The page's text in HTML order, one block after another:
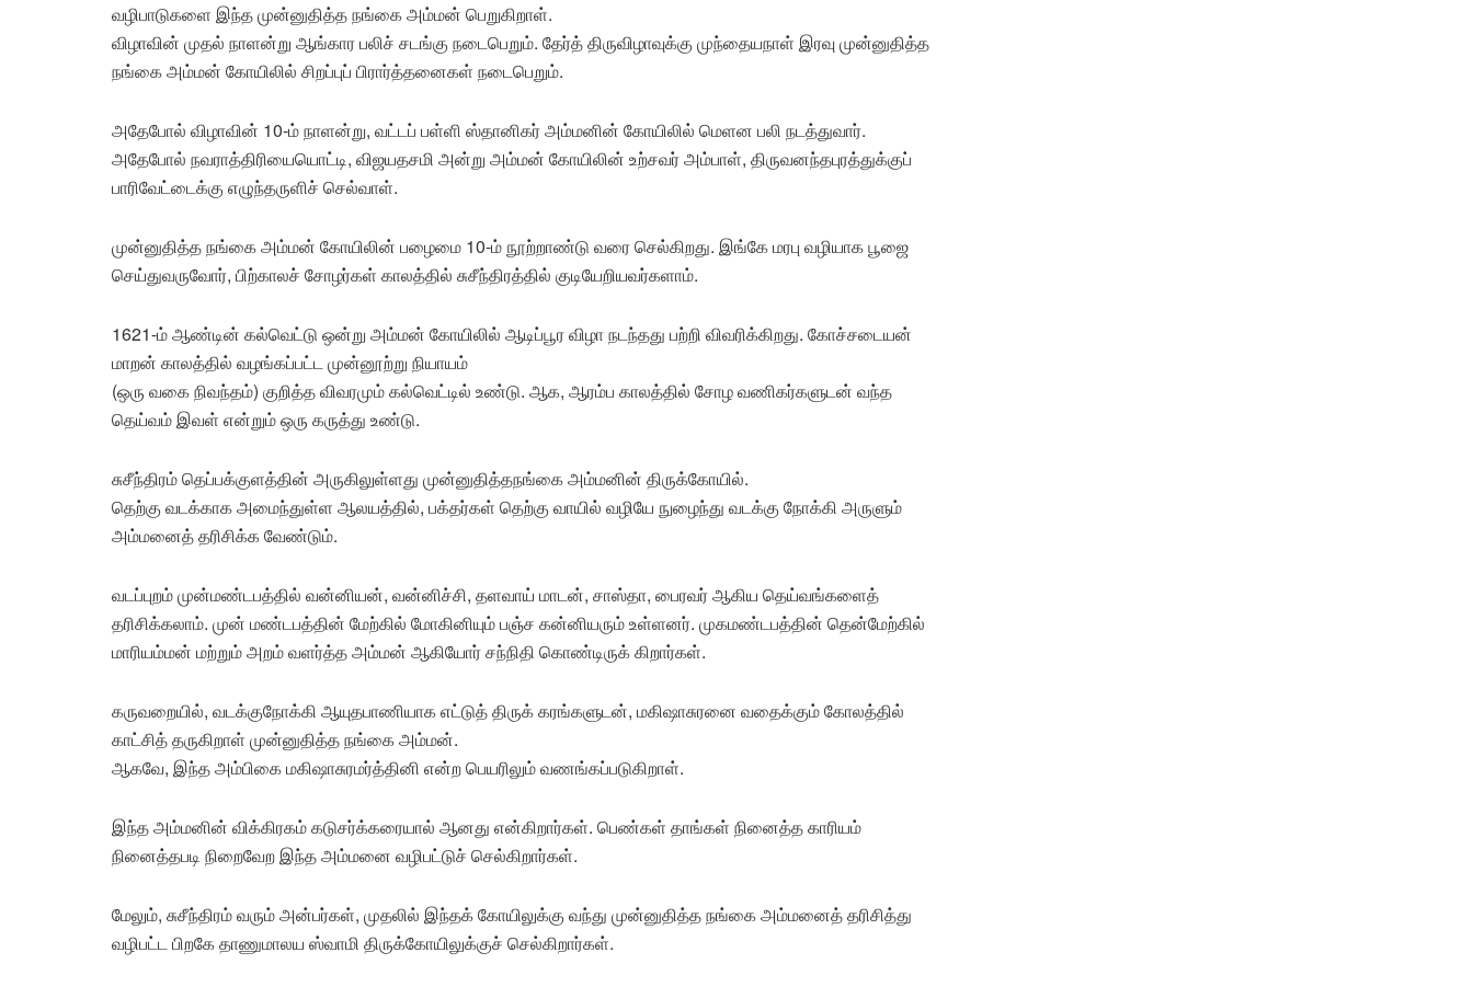
வழிபாடுகளை இந்த முன்னுதித்த நங்கை அம்மன் பெறுகிறாள்.
விழாவின் முதல் நாளன்று ஆங்கார பலிச் சடங்கு நடைபெறும். தேர்த் திருவிழாவுக்கு முந்தையநாள் இரவு முன்னுதித்த
நங்கை அம்மன் கோயிலில் சிறப்புப் பிரார்த்தனைகள் நடைபெறும்.
அதேபோல் விழாவின் 10-ம் நாளன்று, வட்டப் பள்ளி ஸ்தானிகர் அம்மனின் கோயிலில் மெளன பலி நடத்துவார்.
அதேபோல் நவராத்திரியையொட்டி, விஜயதசமி அன்று அம்மன் கோயிலின் உற்சவர் அம்பாள், திருவனந்தபுரத்துக்குப்
பாரிவேட்டைக்கு எழுந்தருளிச் செல்வாள்.
முன்னுதித்த நங்கை அம்மன் கோயிலின் பழைமை 10-ம் நூற்றாண்டு வரை செல்கிறது. இங்கே மரபு வழியாக பூஜை
செய்துவருவோர், பிற்காலச் சோழர்கள் காலத்தில் சுசீந்திரத்தில் குடியேறியவர்களாம்.
1621-ம் ஆண்டின் கல்வெட்டு ஒன்று அம்மன் கோயிலில் ஆடிப்பூர விழா நடந்தது பற்றி விவரிக்கிறது. கோச்சடையன்
மாறன் காலத்தில் வழங்கப்பட்ட முன்னூற்று நியாயம்
(ஒரு வகை நிவந்தம்) குறித்த விவரமும் கல்வெட்டில் உண்டு. ஆக, ஆரம்ப காலத்தில் சோழ வணிகர்களுடன் வந்த
தெய்வம் இவள் என்றும் ஒரு கருத்து உண்டு.
சுசீந்திரம் தெப்பக்குளத்தின் அருகிலுள்ளது முன்னுதித்தநங்கை அம்மனின் திருக்கோயில்.
தெற்கு வடக்காக அமைந்துள்ள ஆலயத்தில், பக்தர்கள் தெற்கு வாயில் வழியே நுழைந்து வடக்கு நோக்கி அருளும்
அம்மனைத் தரிசிக்க வேண்டும்.
வடப்புறம் முன்மண்டபத்தில் வன்னியன், வன்னிச்சி, தளவாய் மாடன், சாஸ்தா, பைரவர் ஆகிய தெய்வங்களைத்
தரிசிக்கலாம். முன் மண்டபத்தின் மேற்கில் மோகினியும் பஞ்ச கன்னியரும் உள்ளனர். முகமண்டபத்தின் தென்மேற்கில்
மாரியம்மன் மற்றும் அறம் வளர்த்த அம்மன் ஆகியோர் சந்நிதி கொண்டிருக் கிறார்கள்.
கருவறையில், வடக்குநோக்கி ஆயுதபாணியாக எட்டுத் திருக் கரங்களுடன், மகிஷாசுரனை வதைக்கும் கோலத்தில்
காட்சித் தருகிறாள் முன்னுதித்த நங்கை அம்மன்.
ஆகவே, இந்த அம்பிகை மகிஷாசுரமர்த்தினி என்ற பெயரிலும் வணங்கப்படுகிறாள்.
இந்த அம்மனின் விக்கிரகம் கடுசர்க்கரையால் ஆனது என்கிறார்கள். பெண்கள் தாங்கள் நினைத்த காரியம்
நினைத்தபடி நிறைவேற இந்த அம்மனை வழிபட்டுச் செல்கிறார்கள்.
மேலும், சுசீந்திரம் வரும் அன்பர்கள், முதலில் இந்தக் கோயிலுக்கு வந்து முன்னுதித்த நங்கை அம்மனைத் தரிசித்து
வழிபட்ட பிறகே தாணுமாலய ஸ்வாமி திருக்கோயிலுக்குச் செல்கிறார்கள்.